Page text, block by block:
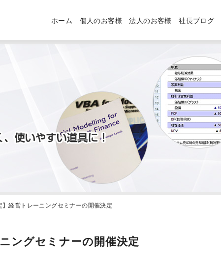
ホーム 個人のお客様 法人のお客様 社長ブログ
経営トレーニングセミナーの開催決定
ングセミナーの開催決定